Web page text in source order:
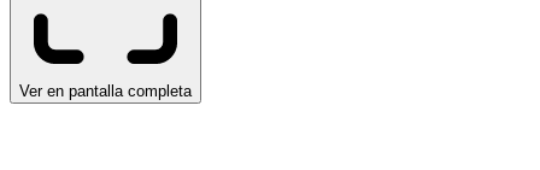
Ver en pantalla completa